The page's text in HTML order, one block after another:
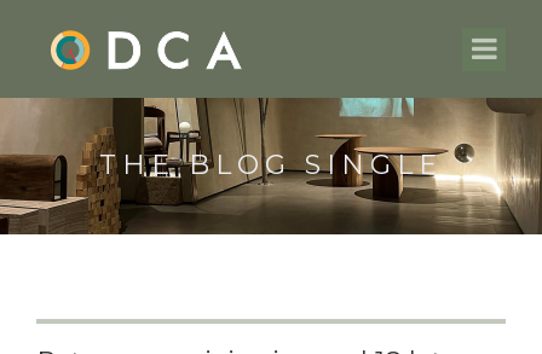
THE BLOG SINGLE